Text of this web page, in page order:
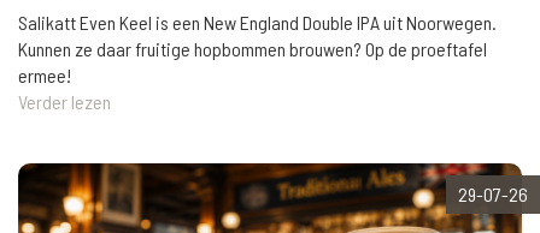
Salikatt Even Keel is een New England Double IPA uit Noorwegen.
Kunnen ze daar fruitige hopbommen brouwen? Op de proeftafel
ermee!
Verder lezen
29-07-26